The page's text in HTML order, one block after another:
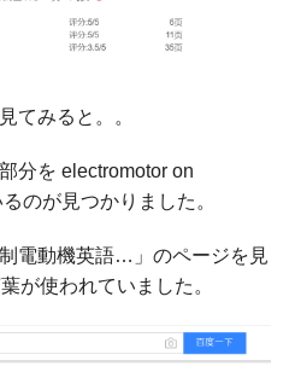
てみると。。
分を electromotor on
のが見つかりました。
電動機英語…」のページを見
が使われていました。